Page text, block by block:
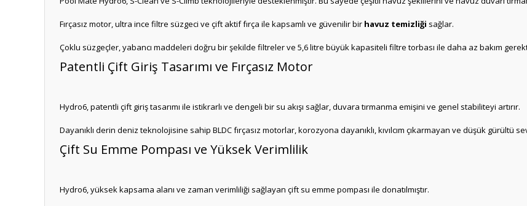
Fırçasız motor, ultra ince filtre süzgeci ve çift aktif fırça ile kapsamlı ve güvenilir bir havuz temizliği sağlar.
Çoklu süzgeçler, yabancı maddeleri doğru bir şekilde filtreler ve 5,6 litre büyük kapasiteli filtre torbası ile daha az bakım
Patentli Çift Giriş Tasarımı ve Fırçasız Motor
Hydro6, patentli çift giriş tasarımı ile istikrarlı ve dengeli bir su akışı sağlar, duvara tırmanma emişini ve genel stabiliteyi artırır.
Dayanıklı derin deniz teknolojisine sahip BLDC fırçasız motorlar, korozyona dayanıklı, kıvılcım çıkarmayan ve düşük
Çift Su Emme Pompası ve Yüksek Verimlilik
Hydro6, yüksek kapsama alanı ve zaman verimliliği sağlayan çift su emme pompası ile donatılmıştır.